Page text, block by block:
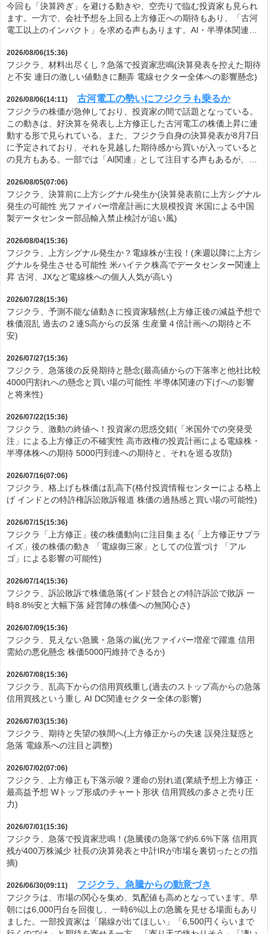
今回も「決算跨ぎ」を避ける動きや、空売りで臨む投資家も見られ
ます。一方で、会社予想を上回る上方修正への期待もあり、「古河
電工以上のインパクト」を求める声もあります。AI・半導体関連…
2026/08/06(15:36)
フジクラ、材料出尽くし？急落で投資家悲鳴(決算発表を控えた期待
と不安 連日の激しい値動きに翻弄 電線セクター全体への影響懸念)
2026/08/06(14:11) 古河電工の勢いにフジクラも乗るか
フジクラの株価が急伸しており、投資家の間で話題となっている。
この動きは、好決算を発表し上方修正した古河電工の株価上昇に連
動する形で見られている。また、フジクラ自身の決算発表が8月7日
に予定されており、それを見越した期待感から買いが入っていると
の見方もある。一部では「AI関連」として注目する声もあるが、…
2026/08/05(07:06)
フジクラ、決算前に上方シグナル発生か(決算発表前に上方シグナル
発生の可能性 光ファイバー増産計画に大規模投資 米国による中国
製データセンター部品輸入禁止検討が追い風)
2026/08/04(15:36)
フジクラ、上方シグナル発生か？電線株が主役！(来週以降に上方シ
グナルを発生させる可能性 米ハイテク株高でデータセンター関連上
昇 古河、JXなど電線株への個人人気が高い)
2026/07/28(15:36)
フジクラ、予測不能な値動きに投資家騒然(上方修正後の減益予想で
株価混乱 過去の２連S高からの反落 生産量４倍計画への期待と不
安)
2026/07/27(15:36)
フジクラ、急落後の反発期待と懸念(最高値からの下落率と他社比較
4000円割れへの懸念と買い場の可能性 半導体関連の下げへの影響
と将来性)
2026/07/22(15:36)
フジクラ、激動の終値へ！投資家の思惑交錯(「米国外での突発受
注」による上方修正の不確実性 高市政権の投資計画による電線株・
半導体株への期待 5000円到達への期待と、それを巡る攻防)
2026/07/16(07:06)
フジクラ、格上げも株価は乱高下(格付投資情報センターによる格上
げ インドとの特許権訴訟敗訴報道 株価の過熱感と買い場の可能性)
2026/07/15(15:36)
フジクラ「上方修正」後の株価動向に注目集まる(「上方修正サプラ
イズ」後の株価の動き 「電線御三家」としての位置づけ 「アル
ゴ」による影響の可能性)
2026/07/14(15:36)
フジクラ、訴訟敗訴で株価急落(インド競合との特許訴訟で敗訴 一
時8.8%安と大幅下落 経営陣の株価への無関心さ)
2026/07/09(15:36)
フジクラ、見えない急騰・急落の嵐(光ファイバー増産で躍進 信用
需給の悪化懸念 株価5000円維持できるか)
2026/07/08(15:36)
フジクラ、乱高下からの信用買残重し(過去のストップ高からの急落
信用買残という重し AI DC関連セクター全体の影響)
2026/07/03(15:36)
フジクラ、期待と失望の狭間へ(上方修正からの失速 誤発注疑惑と
急落 電線系への注目と調整)
2026/07/02(07:06)
フジクラ、上方修正も下落示唆？運命の別れ道(業績予想上方修正・
最高益予想 Wトップ形成のチャート形状 信用買残の多さと売り圧
力)
2026/07/01(15:36)
フジクラ、急落で投資家悲鳴！(急騰後の急落で約6.6%下落 信用買
残が400万株減少 社長の決算発表と中計IRが市場を裏切ったとの指
摘)
2026/06/30(09:11) フジクラ、急騰からの動意づき
フジクラは、市場の関心を集め、気配値も高めとなっています。早
朝には6,000円台を回復し、一時6%以上の急騰を見せる場面もあり
ました。一部投資家は「陽線が出てほしい」「6,500円くらいまで